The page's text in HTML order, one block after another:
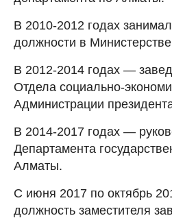
В 2010-2012 годах
должности в
В 2012-2014 годах —
Отдела социально-
Администрации
В 2014-2017 годах —
Департамента
Алматы.
С июня 2017 по октябрь
должность заместителя